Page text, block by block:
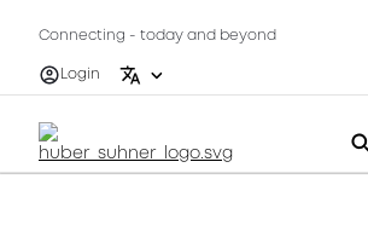
Connecting - today and beyond
Login